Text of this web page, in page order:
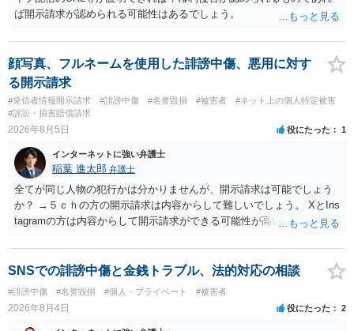
ば開示請求が認められる可能性はあるでしょう。
顔写真、フルネームを使用した誹謗中傷、悪用に対す
る開示請求
#発信者情報開示請求 #誹謗中傷 #名誉毀損 #被害者
#ネット上の個人特定被害
#訴訟・損害賠償請求
2026年8月5日 役にたった 1
インターネットに強い弁護士
稲葉 進太郎 弁護士
全てが同じ人物の犯行かは分かりませんが、開示請求は可能でしょう
か？ →５ｃｈの方の開示請求は内容からして難しいでしょう。 XとIns
tagramの方は内容からして開示請求ができる可能性が高いでしょう。
いでしょう。７月中にアカウントが削除されている場合、今から進め
ても失敗する可能性が高いように思われます。 相手を特定できた場
合、相手に全ての弁護士費用を負担させることは可能でしょうか？ →
訴訟外の交渉で相手方が認めれば負担させることができるでしょう。
訴訟で判決となった場合は、実際の弁護士費用が認められる場合と認
SNSでの誹謗中傷と金銭トラブル、法的対応の相談
#誹謗中傷 #名誉毀損 #個人・プライベート #被害者
2026年8月4日 役にたった 2